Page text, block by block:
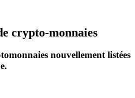
crypto-monnaies
nouvellement listées
.